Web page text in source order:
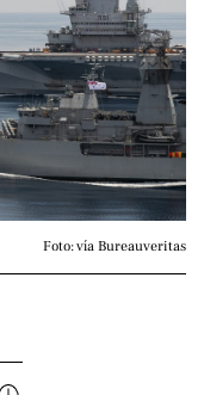
Foto: vía Bureauveritas